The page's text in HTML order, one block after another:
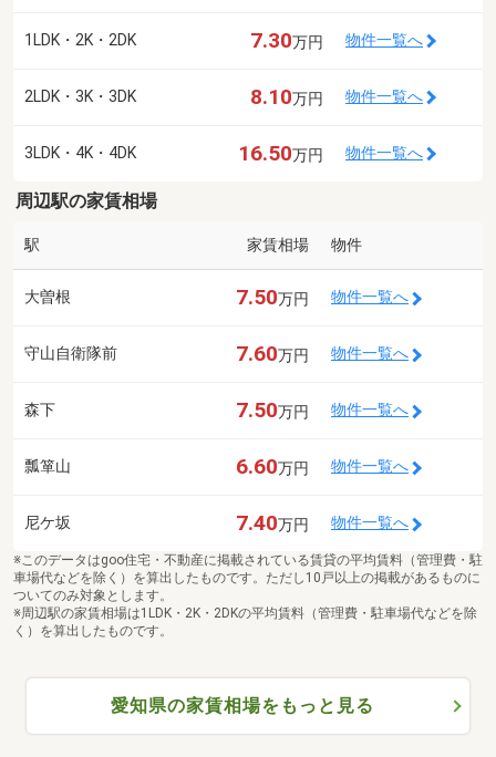
1LDK・2K・2DK 7.30万円 物件一覧へ
2LDK・3K・3DK 8.10万円 物件一覧へ
3LDK・4K・4DK 16.50万円 物件一覧へ
周辺駅の家賃相場
駅 家賃相場 物件
大曽根 7.50万円 物件一覧へ
守山自衛隊前 7.60万円 物件一覧へ
森下 7.50万円 物件一覧へ
瓢箪山 6.60万円 物件一覧へ
尼ケ坂 7.40万円 物件一覧へ
※このデータはgoo住宅・不動産に掲載されている賃貸の平均賃料（管理費・駐
車場代などを除く）を算出したものです。ただし10戸以上の掲載があるものに
ついてのみ対象とします。
※周辺駅の家賃相場は1LDK・2K・2DKの平均賃料（管理費・駐車場代などを除
く）を算出したものです。
愛知県の家賃相場をもっと見る